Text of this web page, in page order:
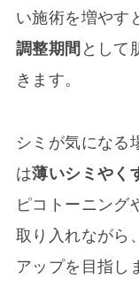
い施術を増やす
調整期間 として
きます。
シミが気になる
は薄いシミやく
ピコトーニング
取り入れながら
アップを目指し